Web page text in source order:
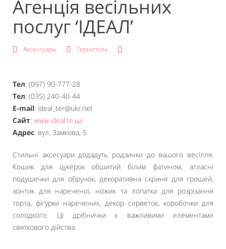
Агенція весільних
послуг ‘ІДЕАЛ’
Аксессуары Тернополь
Тел: (097) 90-777-28
Тел: (035) 240-40-44
E-mail: ideal_ter@ukr.net
Сайт: www.ideal.te.ua
Адрес: вул. Замкова, 5
Стильні аксесуари додадуть родзинки до вашого весілля.
Кошик для цукерок обшитий білим фатином, атласні
подушечки для обручок, декоративна скриня для грошей,
зонтик для нареченої, ножик та лопатка для розрізання
торта, фігурки наречених, декор серветок, коробочки для
солодкого. Ці дрібнички є важливими елементами
святкового дійства.